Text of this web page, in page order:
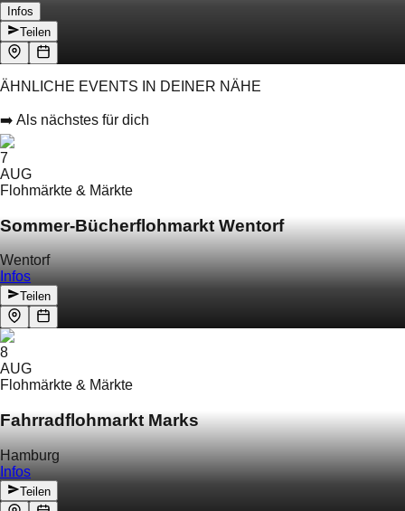
Infos
Teilen
ÄHNLICHE EVENTS IN DEINER NÄHE
➡️ Als nächstes für dich
7
AUG
Flohmärkte & Märkte
Sommer-Bücherflohmarkt Wentorf
Wentorf
Infos
Teilen
8
AUG
Flohmärkte & Märkte
Fahrradflohmarkt Marks
Hamburg
Infos
Teilen